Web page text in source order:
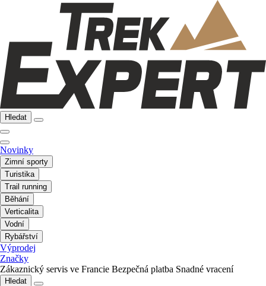
Hledat
Novinky
Zimní sporty
Turistika
Trail running
Běhání
Verticalita
Vodní
Rybářství
Výprodej
Značky
Zákaznický servis ve Francie Bezpečná platba Snadné vracení
Hledat